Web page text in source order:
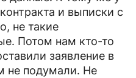
и выписки с
не такие
Потом нам кто-то
заявление в
не подумали. Не